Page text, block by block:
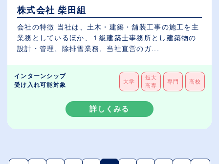
株式会社 柴田組
会社の特徴 当社は、土木・建築・舗装工事の施工を主
業務としているほか、１級建築士事務所とし建築物の
設計・管理、除排雪業務、当社直営のガ...
インターンシップ
受け入れ可能対象
大学
短大
高専
専門 高校
詳しくみる